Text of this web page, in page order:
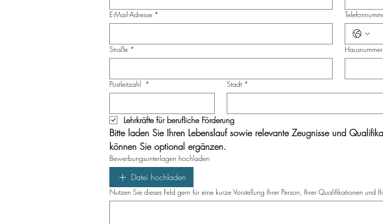
E-Mail-Adresse *
Straße * Hausnummer
Postleitzahl * Stadt *
Bitte laden Sie Ihren Lebenslauf sowie relevante Zeugnisse und
können Sie optional ergänzen.
Bewerbungsunterlagen hochladen
Datei hochladen
Nutzen Sie dieses Feld gern für eine kurze Vorstellung Ihrer Person, Ihrer Qualifikationen und